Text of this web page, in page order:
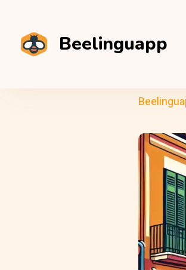
Beelinguapp